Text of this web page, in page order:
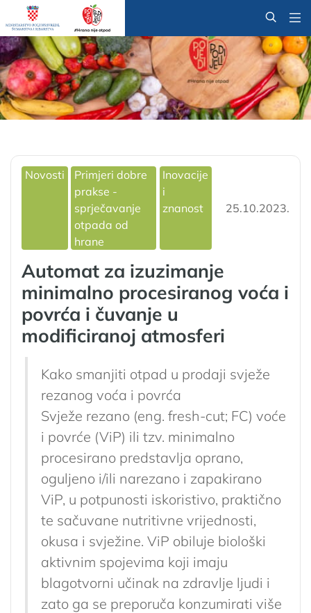
@
Novosti
Primjeri dobre
prakse -
sprječavanje
otpada od
hrane
Inovacije
i
znanost
25.10.2023.
Automat za izuzimanje
minimalno procesiranog voća i
povrća i čuvanje u
modificiranoj atmosferi
Kako smanjiti otpad u prodaji svježe
rezanog voća i povrća
Svježe rezano (eng. fresh-cut; FC) voće
i povrće (ViP) ili tzv. minimalno
procesirano predstavlja oprano,
oguljeno i/ili narezano i zapakirano
ViP, u potpunosti iskoristivo, praktično
te sačuvane nutritivne vrijednosti,
okusa i svježine. ViP obiluje biološki
aktivnim spojevima koji imaju
blagotvorni učinak na zdravlje ljudi i
zato ga se preporuča konzumirati više